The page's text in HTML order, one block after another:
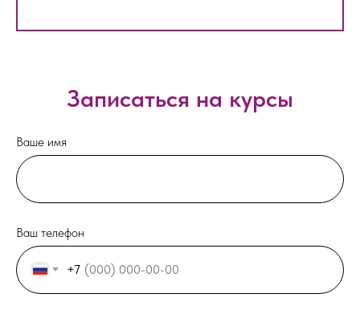
Записаться на курсы
Ваше имя
Ваш телефон
+7